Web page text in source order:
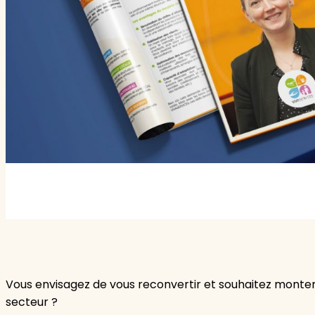
Garde d'enfants
Vous envisagez de vous reconvertir et souhaitez
secteur ?